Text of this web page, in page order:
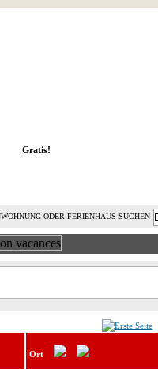
Gratis!
ODER FERIENHAUS SUCHEN
Ort